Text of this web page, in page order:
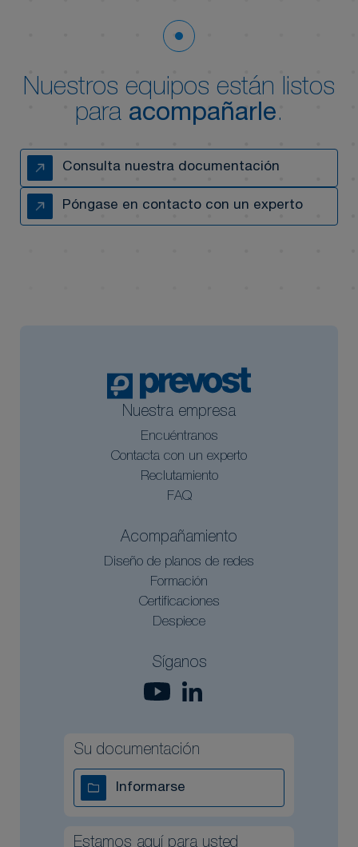
Nuestros equipos están listos
para acompañarle.
Consulta nuestra documentación
Póngase en contacto con un experto
Nuestra empresa
Encuéntranos
Contacta con un experto
Reclutamiento
FAQ
Acompañamiento
Diseño de planos de redes
Formación
Certificaciones
Despiece
Síganos
Su documentación
Informarse